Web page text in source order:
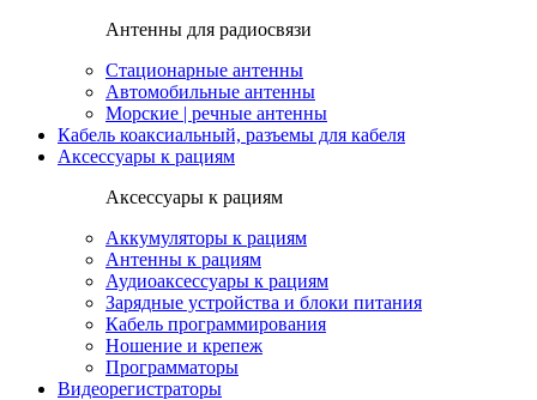
Антенны для радиосвязи
Стационарные антенны
Автомобильные антенны
Морские | речные антенны
Кабель коаксиальный, разъемы для кабеля
Аксессуары к рациям
Аксессуары к рациям
Аккумуляторы к рациям
Антенны к рациям
Аудиоаксессуары к рациям
Зарядные устройства и блоки питания
Кабель программирования
Ношение и крепеж
Программаторы
Видеорегистраторы